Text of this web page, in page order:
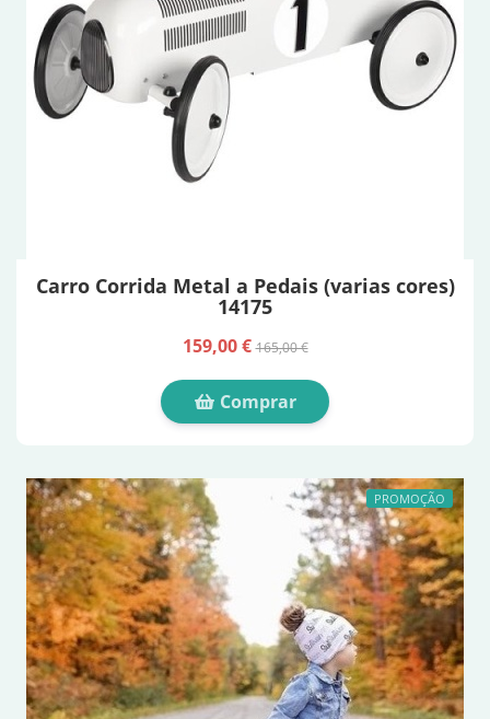
Carro Corrida Metal a Pedais (varias cores)
14175
159,00 €165,00 €
Comprar
PROMOÇÃO